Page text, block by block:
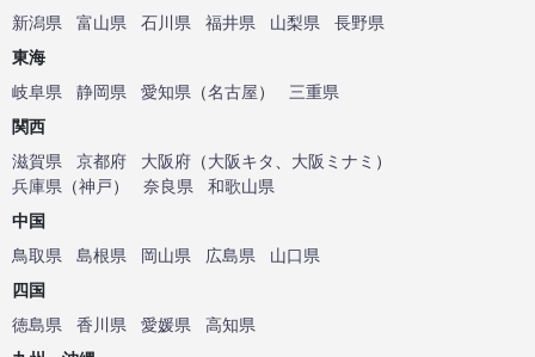
新潟県
富山県 石川県 福井県 山梨県
長野県
東海
岐阜県
静岡県 愛知県 （名古屋）
三重県
関西
滋賀県
京都府 大阪府 （大阪キタ 大阪ミナミ ）
兵庫県 （神戸） 奈良県
和歌山県
中国
鳥取県
島根県 岡山県 広島県
山口県
四国
徳島県
香川県 愛媛県
高知県